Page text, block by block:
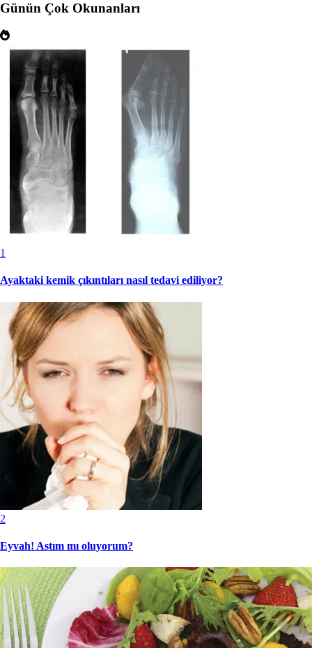
Günün Çok Okunanları
1
Ayaktaki kemik çıkıntıları nasıl tedavi ediliyor?
2
Eyvah! Astım mı oluyorum?